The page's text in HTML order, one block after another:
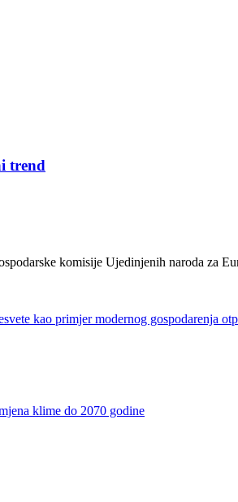
trend
komisije Ujedinjenih naroda za
kao primjer modernog gospodarenja
klime do 2070 godine